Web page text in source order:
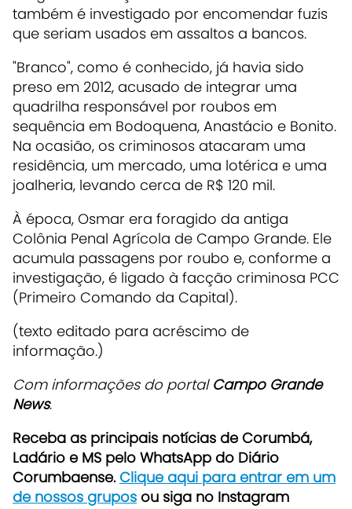
também é investigado por encomendar fuzis
que seriam usados em assaltos a bancos.
"Branco", como é conhecido, já havia sido
preso em 2012, acusado de integrar uma
quadrilha responsável por roubos em
sequência em Bodoquena, Anastácio e Bonito.
Na ocasião, os criminosos atacaram uma
residência, um mercado, uma lotérica e uma
joalheria, levando cerca de R$ 120 mil.
À época, Osmar era foragido da antiga
Colônia Penal Agrícola de Campo Grande. Ele
acumula passagens por roubo e, conforme a
investigação, é ligado à facção criminosa PCC
(Primeiro Comando da Capital).
(texto editado para acréscimo de
informação.)
Com informações do portal Campo Grande
News.
Receba as principais notícias de Corumbá,
Ladário e MS pelo WhatsApp do Diário
Corumbaense. Clique aqui para entrar em um
de nossos grupos ou siga no Instagram